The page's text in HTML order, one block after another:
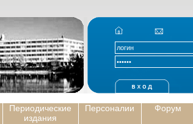
Периодические
издания
Персоналии Форум